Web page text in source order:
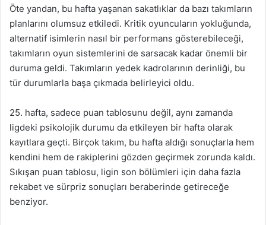
Öte yandan, bu hafta yaşanan sakatlıklar da bazı takımların
planlarını olumsuz etkiledi. Kritik oyuncuların yokluğunda,
alternatif isimlerin nasıl bir performans gösterebileceği,
takımların oyun sistemlerini de sarsacak kadar önemli bir
duruma geldi. Takımların yedek kadrolarının derinliği, bu
tür durumlarla başa çıkmada belirleyici oldu.
25. hafta, sadece puan tablosunu değil, aynı zamanda
ligdeki psikolojik durumu da etkileyen bir hafta olarak
kayıtlara geçti. Birçok takım, bu hafta aldığı sonuçlarla hem
kendini hem de rakiplerini gözden geçirmek zorunda kaldı.
Sıkışan puan tablosu, ligin son bölümleri için daha fazla
rekabet ve sürpriz sonuçları beraberinde getireceğe
benziyor.